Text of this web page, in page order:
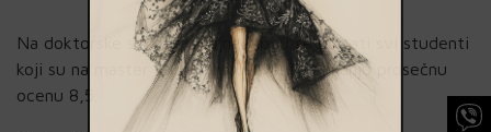
Na doktorske studije dizajna mogu se upisati svi studenti
koji su na master studijama ostvarili najmanju prosečnu
ocenu 8,5.